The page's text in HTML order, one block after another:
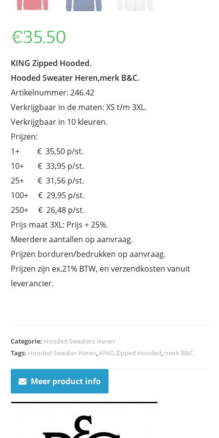
€35.50
KING Zipped Hooded.
Hooded Sweater Heren,merk B&C.
Artikelnummer: 246.42
Verkrijgbaar in de maten: XS t/m 3XL.
Verkrijgbaar in 10 kleuren.
Prijzen:
1+ € 35,50 p/st.
10+ € 33,95 p/st.
25+ € 31,56 p/st.
100+ € 29,95 p/st.
250+ € 26,48 p/st.
Prijs maat 3XL: Prijs + 25%.
Meerdere aantallen op aanvraag.
Prijzen borduren/bedrukken op aanvraag.
Prijzen zijn ex.21% BTW, en verzendkosten vanuit
leverancier.
Categorie: Hooded Sweaters Heren
Tags: Hooded Sweater Heren, KING Zipped Hooded, merk B&C.
Meer product info